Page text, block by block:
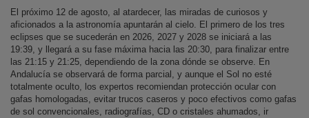
El próximo 12 de agosto, al atardecer, las miradas de curiosos y
aficionados a la astronomía apuntarán al cielo. El primero de los tres
eclipses que se sucederán en 2026, 2027 y 2028 se iniciará a las
19:39, y llegará a su fase máxima hacia las 20:30, para finalizar entre
las 21:15 y 21:25, dependiendo de la zona dónde se observe. En
Andalucía se observará de forma parcial, y aunque el Sol no esté
totalmente oculto, los expertos recomiendan protección ocular con
gafas homologadas, evitar trucos caseros y poco efectivos como gafas
de sol convencionales, radiografías, CD o cristales ahumados, ir